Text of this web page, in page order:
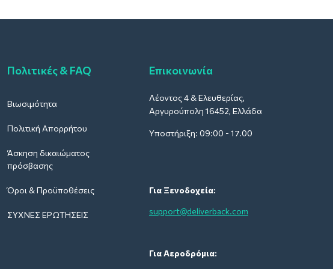
Πολιτικές & FAQ
Βιωσιμότητα
Πολιτική Απορρήτου
Άσκηση δικαιώματος
πρόσβασης
Όροι & Προϋποθέσεις
ΣΥΧΝΈΣ ΕΡΩΤΉΣΕΙΣ
Επικοινωνία
Λέοντος 4 & Ελευθερίας,
Αργυρούπολη 16452, Ελλάδα
Υποστήριξη: 09:00 - 17.00
Για Ξενοδοχεία:
support@deliverback.com
Για Αεροδρόμια: